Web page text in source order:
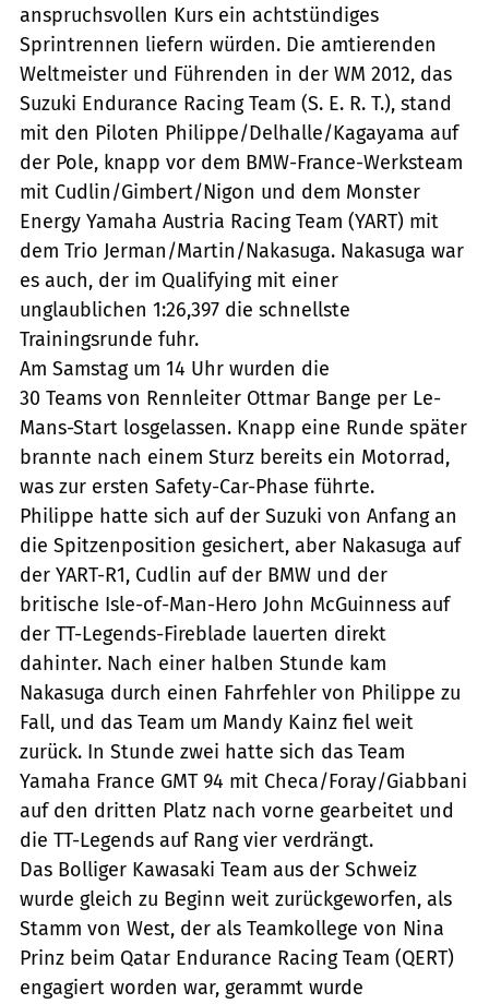
anspruchsvollen Kurs ein achtstündiges
Sprintrennen liefern würden. Die amtierenden
Weltmeister und Führenden in der WM 2012, das
Suzuki Endurance Racing Team (S. E. R. T.), stand
mit den Piloten Philippe/Delhalle/Kagayama auf
der Pole, knapp vor dem BMW-France-Werksteam
mit Cudlin/Gimbert/Nigon und dem Monster
Energy Yamaha Austria Racing Team (YART) mit
dem Trio Jerman/Martin/Nakasuga. Nakasuga war
es auch, der im Qualifying mit einer
unglaublichen 1:26,397 die schnellste
Trainingsrunde fuhr.
Am Samstag um 14 Uhr wurden die
30 Teams von Rennleiter Ottmar Bange per Le-
Mans-Start losgelassen. Knapp eine Runde später
brannte nach einem Sturz bereits ein Motorrad,
was zur ersten Safety-Car-Phase führte.
Philippe hatte sich auf der Suzuki von Anfang an
die Spitzenposition gesichert, aber Nakasuga auf
der YART-R1, Cudlin auf der BMW und der
britische Isle-of-Man-Hero John McGuinness auf
der TT-Legends-Fireblade lauerten direkt
dahinter. Nach einer halben Stunde kam
Nakasuga durch einen Fahrfehler von Philippe zu
Fall, und das Team um Mandy Kainz fiel weit
zurück. In Stunde zwei hatte sich das Team
Yamaha France GMT 94 mit Checa/Foray/Giabbani
auf den dritten Platz nach vorne gearbeitet und
die TT-Legends auf Rang vier verdrängt.
Das Bolliger Kawasaki Team aus der Schweiz
wurde gleich zu Beginn weit zurückgeworfen, als
Stamm von West, der als Teamkollege von Nina
Prinz beim Qatar Endurance Racing Team (QERT)
engagiert worden war, gerammt wurde